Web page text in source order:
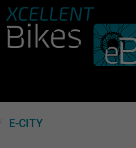
E-CITY